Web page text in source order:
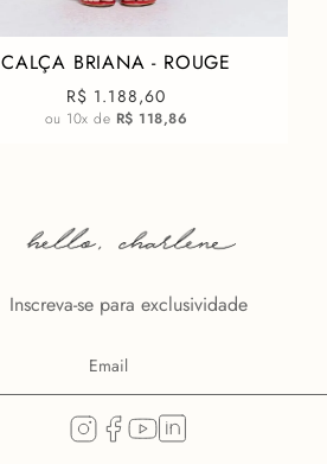
CALÇA BRIANA - ROUGE
R$ 1.188,60
ou 10x de R$ 118,86
Inscreva-se para exclusividade